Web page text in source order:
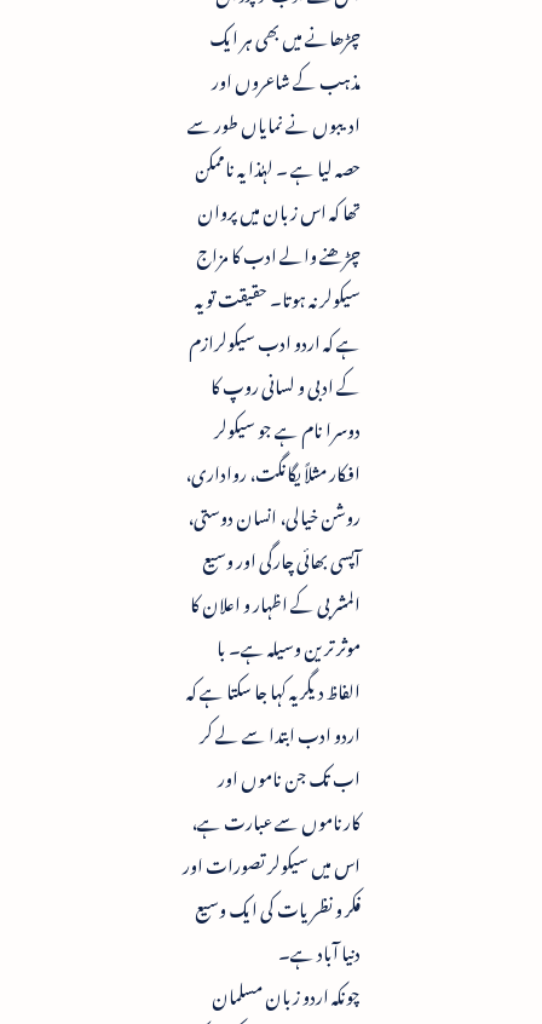
چڑھانے میں بھی ہر ایک
مذہب کے شاعروں اور
ادیبوں نے نمایاں طور سے
حصہ لیا ہے ۔ لہٰذا یہ ناممکن
تھا کہ اس زبان میں پروان
چڑھنے والے ادب کا مزاج
سیکولر نہ ہوتا۔ حقیقت تو یہ
ہے کہ اردو ادب سیکولرازم
کے ادبی و لسانی روپ کا
دوسرا نام ہے جو سیکولر
افکار مثلاً یگانگت، رواداری،
روشن خیالی، انسان دوستی،
آپسی بھائی چارگی اور وسیع
المشربی کے اظہار و اعلان کا
موثر ترین وسیلہ ہے۔ با
الفاظ دیگر یہ کہا جا سکتا ہے کہ
اردو ادب ابتدا سے لے کر
اب تک جن ناموں اور
کارناموں سے عبارت ہے،
اس میں سیکولر تصورات اور
فکر و نظریات کی ایک وسیع
دنیا آباد ہے۔
چونکہ اردو زبان مسلمان